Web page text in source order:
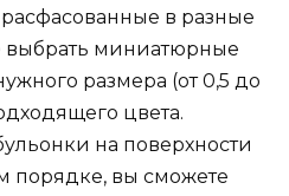
в разные
выбрать миниатюрные
размера (от 0,5 до
цвета.
на поверхности
порядке, вы сможете